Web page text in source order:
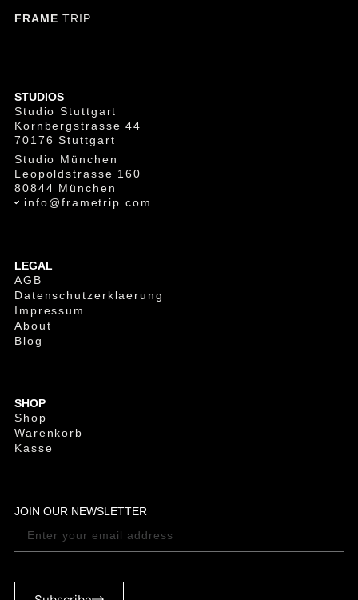
FRAME TRIP
STUDIOS
Studio Stuttgart
Kornbergstrasse 44
70176 Stuttgart
Studio München
Leopoldstrasse 160
80844 München
info@frametrip.com
LEGAL
AGB
Datenschutzerklaerung
Impressum
About
Blog
SHOP
Shop
Warenkorb
Kasse
JOIN OUR NEWSLETTER